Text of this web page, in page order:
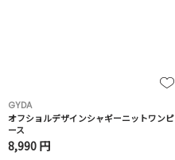
GYDA
オフショルデザインシャギーニットワンピ
ース
8,990 円